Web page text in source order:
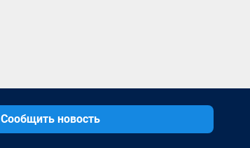
Сообщить новость